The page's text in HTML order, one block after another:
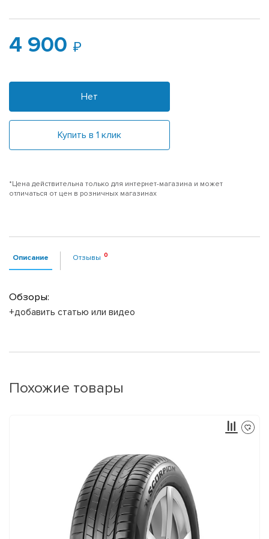
4 900
Нет
Купить в 1 клик
*Цена действительна только для интернет-магазина и может
отличаться от цен в розничных магазинах
Описание Отзывы
Обзоры:
+добавить статью или видео
Похожие товары